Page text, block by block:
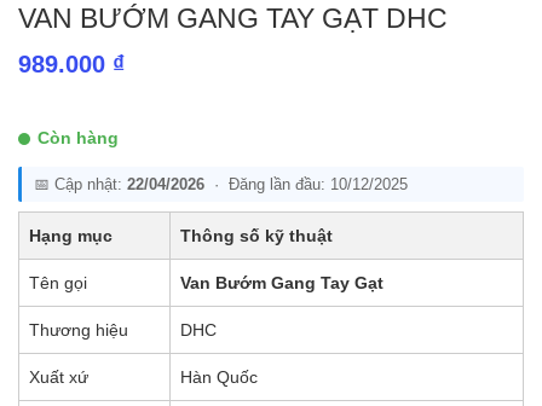
VAN BƯỚM GANG TAY GẠT DHC
989.000 ₫
Còn hàng
📅 Cập nhật: 22/04/2026 · Đăng lần đầu: 10/12/2025
Hạng mục Thông số kỹ thuật
Tên gọi Van Bướm Gang Tay Gạt
Thương hiệu DHC
Xuất xứ Hàn Quốc